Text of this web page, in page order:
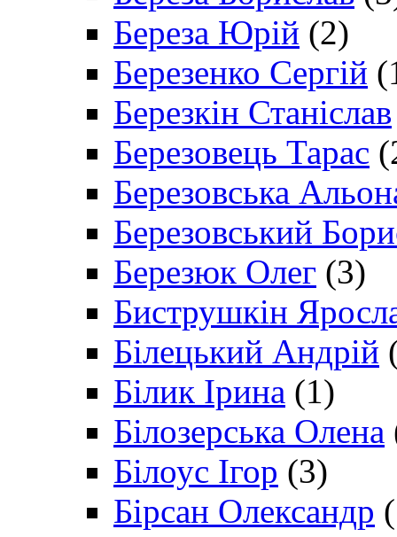
Береза Юрій (2)
Березенко Сергій
Березкін Станіслав
Березовець Тарас
Березовська
Березовський
Березюк Олег (3)
Биструшкін
Білецький Андрій
Білик Ірина (1)
Білозерська Олена
Білоус Ігор (3)
Бірсан Олександр